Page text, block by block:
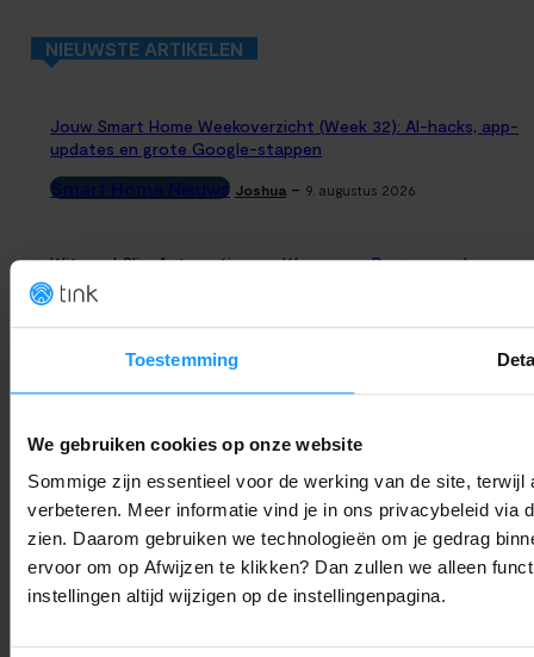
Toestemming
We gebruiken cookies op onze website
Sommige zijn essentieel voor de werking van de site,
verbeteren. Meer informatie vind je in ons privacybeleid via
zien. Daarom gebruiken we technologieën om je gedrag
ervoor om op Afwijzen te klikken? Dan zullen we alleen
instellingen altijd wijzigen op de instellingenpagina.
NIEUWSTE ARTIKELEN
Jouw Smart Home Weekoverzicht (Week 32): AI-hacks, app-
updates en grote Google-stappen
Smart Home Nieuws Joshua - 9. augustus 2026
Witgoed Slim Automatiseren: Wassen en Drogen op de
Goedkoopste Uren
Slimme Energiebesparing Thomas - 9. augustus 2026
Geven slimme rookmelders korting op je inboedelverzekering?
Samsung luistert naar kritiek: Zo ziet de vernieuwde
SmartThings-app eruit
Smart Home Nieuws Joshua - 8. augustus 2026